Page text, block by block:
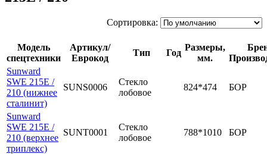
Сортировка:
Модель
спецтехники
Артикул/
Еврокод
Тип Год
Размеры,
мм.
Sunward
SWE 215E /
210 (нижнее
сталинит)
SUNS0006
Стекло
лобовое
824*474 БОР
Sunward
SWE 215E /
210 (верхнее
триплекс)
SUNT0001
Стекло
лобовое
788*1010 БОР